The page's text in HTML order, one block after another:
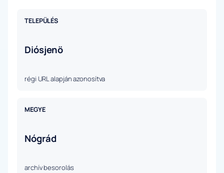
TELEPÜLÉS
Diósjenö
régi URL alapján azonosítva
MEGYE
Nógrád
archív besorolás